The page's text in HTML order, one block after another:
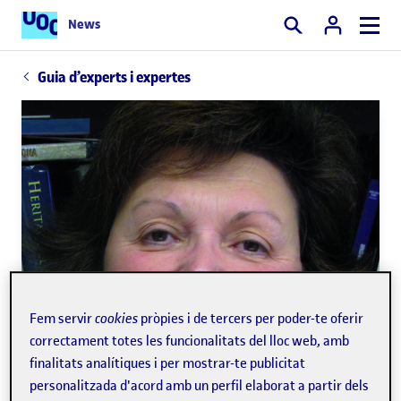
News Cercar
Guia d’experts i expertes
Fem servircookies pròpies i de tercers per poder-te oferir
correctament totes les funcionalitats del lloc web, amb
finalitats analítiques i per mostrar-te publicitat
personalitzada d'acord amb un perfil elaborat a partir dels